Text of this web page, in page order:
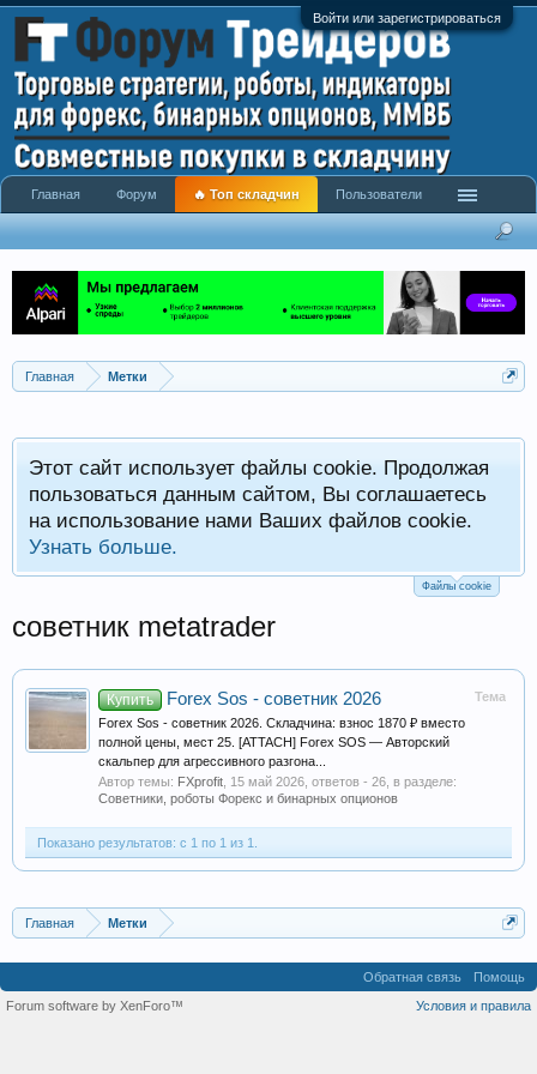
Войти или зарегистрироваться
Главная Метки
Этот сайт использует файлы cookie. Продолжая
пользоваться данным сайтом, Вы соглашаетесь
на использование нами Ваших файлов cookie.
Узнать больше.
Файлы cookie
советник metatrader
Тема
Купить Forex Sos - советник 2026
Forex Sos - советник 2026. Складчина: взнос 1870 ₽ вместо
полной цены, мест 25. [ATTACH] Forex SOS — Авторский
скальпер для агрессивного разгона...
Автор темы: FXprofit 15 май 2026 , ответов - 26, в разделе:
Советники, роботы Форекс и бинарных опционов
Показано результатов: с 1 по 1 из 1.
Главная Метки
Главная Форум 🔥 Топ складчин Пользователи
Обратная связь
Помощь
Условия и правила
Forum software by XenForo™